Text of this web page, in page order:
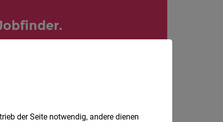
der Seite notwendig, andere dienen